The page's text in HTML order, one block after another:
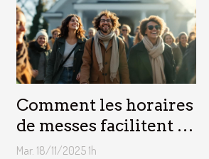
Comment les horaires
de messes facilitent la
vie des pratiquants ?
Mar. 18/11/2025 1h